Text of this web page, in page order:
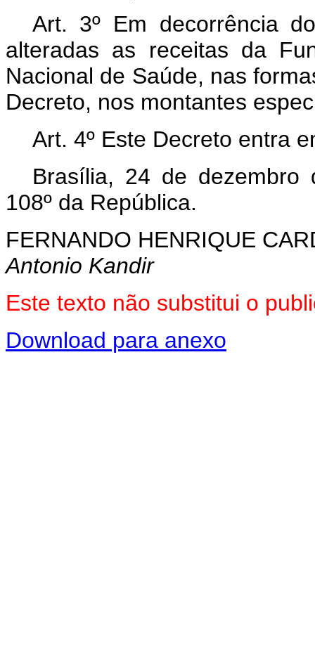
Art. 3º Em decorrência
alteradas as receitas da
Nacional de Saúde, nas
Decreto, nos montantes
Art. 4º Este Decreto entra
Brasília, 24 de dezembro
108º da República.
FERNANDO HENRIQUE
Antonio Kandir
Este texto não substitui o
Download para anexo